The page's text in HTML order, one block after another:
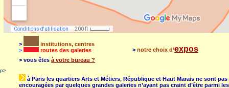
>
institutions, centres
>
routes des galeries
> vous êtes à votre bureau ?
> notre choix d’expos
p>
à Paris les quartiers Arts et Métiers, République et Haut Marais ne sont
encouragées par quelques grandes galeries n’ayant pas craint d’être parmi